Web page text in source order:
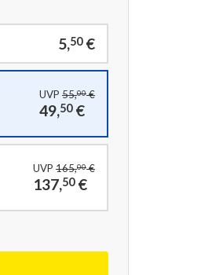
5,50€
UVP 55,00€
49,50€
UVP 165,00€
137,50€